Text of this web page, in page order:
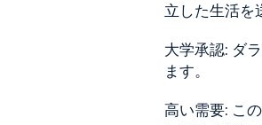
立した生活を
大学承認: ダ
ます。
高い需要: こ